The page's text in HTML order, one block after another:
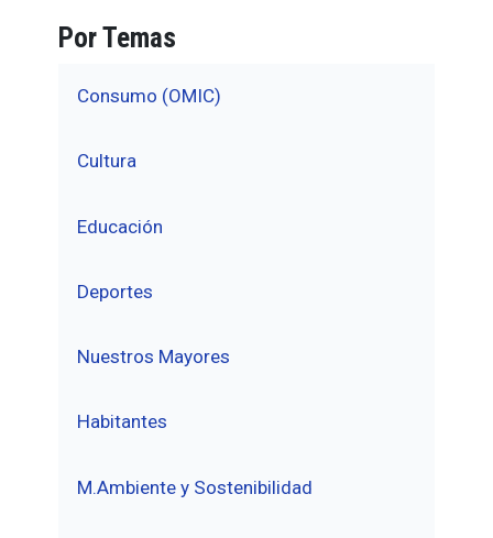
Por Temas
Consumo (OMIC)
Cultura
Educación
Deportes
Nuestros Mayores
Habitantes
M.Ambiente y Sostenibilidad